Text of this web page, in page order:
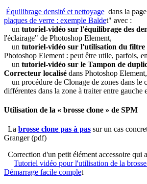
Équilibrage densité et nettoyage dans la
plaques de verre : exemple Baldet" avec :
un tutoriel-vidéo sur l'équilibrage des
l'éclairage" de Photoshop Element,
un tutoriel-vidéo sur l'utilisation du filtre
Photoshop Element : peut être utile, parfois,
un tutoriel-vidéo sur le Tampon de
Correcteur localisé dans Photoshop Element,
un procédure de Clonage de zones dans le
différentes dans la zone à traiter entre gauche
Utilisation de la « brosse clone » de SPM
La brosse clone pas à pas sur un cas
Granger (pdf)
Correction d'un petit élément accessoire qui
Tutoriel vidéo pour l'utilisation de la
Démarrage facile complet